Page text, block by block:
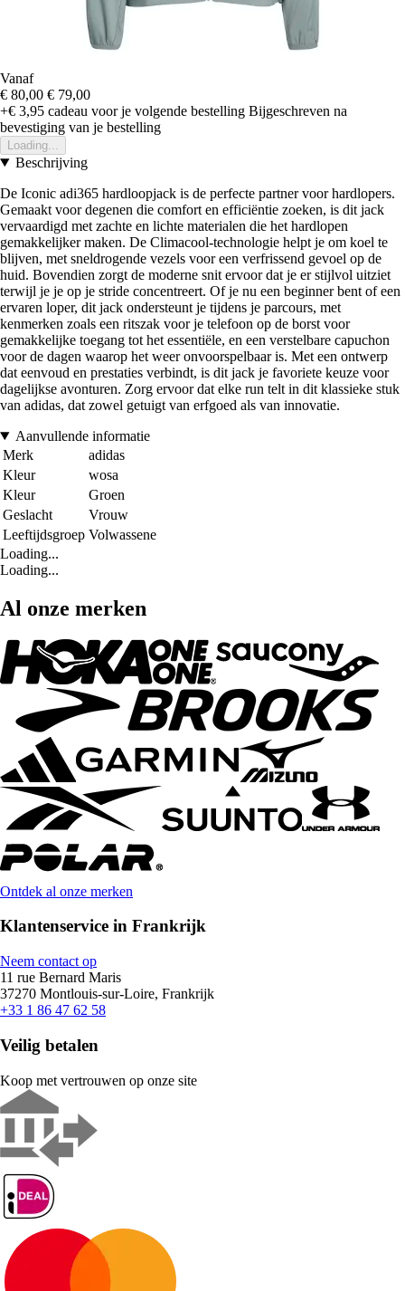
Vanaf
€ 80,00 € 79,00
+€ 3,95 cadeau voor je volgende bestelling Bijgeschreven na
bevestiging van je bestelling
Loading...
Beschrijving
De Iconic adi365 hardloopjack is de perfecte partner voor hardlopers.
Gemaakt voor degenen die comfort en efficiëntie zoeken, is dit jack
vervaardigd met zachte en lichte materialen die het hardlopen
gemakkelijker maken. De Climacool-technologie helpt je om koel te
blijven, met sneldrogende vezels voor een verfrissend gevoel op de
huid. Bovendien zorgt de moderne snit ervoor dat je er stijlvol uitziet
terwijl je je op je stride concentreert. Of je nu een beginner bent of een
ervaren loper, dit jack ondersteunt je tijdens je parcours, met
kenmerken zoals een ritszak voor je telefoon op de borst voor
gemakkelijke toegang tot het essentiële, en een verstelbare capuchon
voor de dagen waarop het weer onvoorspelbaar is. Met een ontwerp
dat eenvoud en prestaties verbindt, is dit jack je favoriete keuze voor
dagelijkse avonturen. Zorg ervoor dat elke run telt in dit klassieke stuk
van adidas, dat zowel getuigt van erfgoed als van innovatie.
Aanvullende informatie
Merk
adidas
Kleur
wosa
Kleur
Groen
Geslacht
Vrouw
Leeftijdsgroep Volwassene
Loading...
Loading...
Al onze merken
Ontdek al onze merken
Klantenservice in Frankrijk
Neem contact op
11 rue Bernard Maris
37270 Montlouis-sur-Loire, Frankrijk
+33 1 86 47 62 58
Veilig betalen
Koop met vertrouwen op onze site